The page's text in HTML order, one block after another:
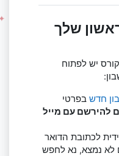
שלך
יש לפתוח
חדש בפרטי
להירשם עם מייל
לכתובת הדואר
לא נמצא, נא לחפש